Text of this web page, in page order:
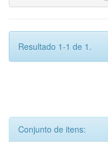
Resultado 1-1 de 1.
Conjunto de itens: